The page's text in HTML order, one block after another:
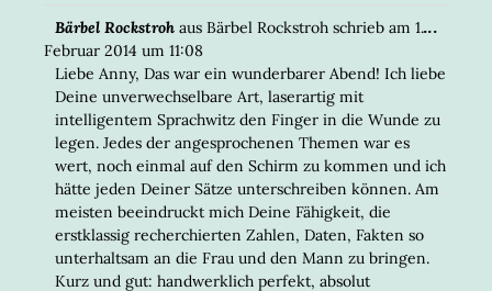
Bärbel Rockstroh aus Bärbel Rockstroh schrieb am 1.
Februar 2014 um 11:08
Liebe Anny, Das war ein wunderbarer Abend! Ich liebe
Deine unverwechselbare Art, laserartig mit
intelligentem Sprachwitz den Finger in die Wunde zu
legen. Jedes der angesprochenen Themen war es
wert, noch einmal auf den Schirm zu kommen und ich
hätte jeden Deiner Sätze unterschreiben können. Am
meisten beeindruckt mich Deine Fähigkeit, die
erstklassig recherchierten Zahlen, Daten, Fakten so
unterhaltsam an die Frau und den Mann zu bringen.
Kurz und gut: handwerklich perfekt, absolut
...DIESE
EIN-/